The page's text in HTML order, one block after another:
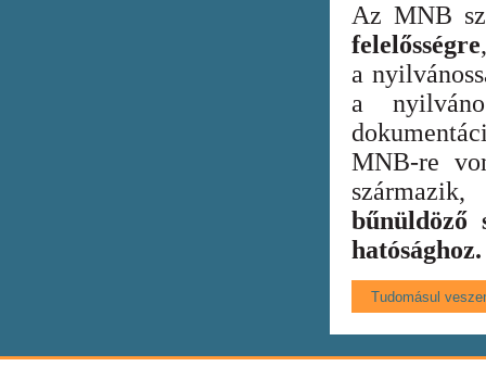
Az MNB
felelősségre
a
a
MNB-re
bűnüldöző
hatósághoz.